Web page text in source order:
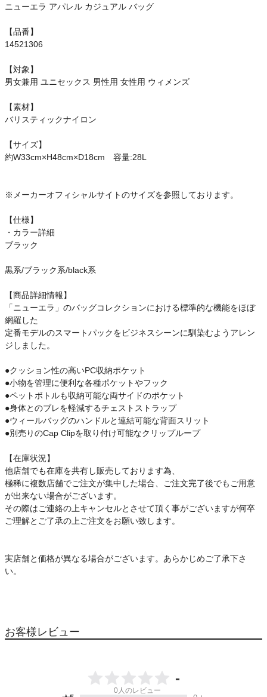
スポーツマリオTOP
ベースボールマリオ（野球商品）
お気に入り
クーポン一覧
商品レビュー
プロテイン・サプリメントまとめ買い
アウトレットセール
スタッフコーディネート
ニューエラ アパレル カジュアル バッグ
【品番】
14521306
【対象】
男女兼用 ユニセックス 男性用 女性用 ウィメンズ
【素材】
バリスティックナイロン
【サイズ】
約W33cm×H48cm×D18cm 容量:28L
※メーカーオフィシャルサイトのサイズを参照しております。
【仕様】
・カラー詳細
ブラック
黒系/ブラック系/black系
【商品詳細情報】
「ニューエラ」のバッグコレクションにおける標準的な機能をほぼ
網羅した
定番モデルのスマートパックをビジネスシーンに馴染むようアレン
ジしました。
●クッション性の高いPC収納ポケット
●小物を管理に便利な各種ポケットやフック
●ペットボトルも収納可能な両サイドのポケット
●身体とのブレを軽減するチェストストラップ
●ウィールバッグのハンドルと連結可能な背面スリット
●別売りのCap Clipを取り付け可能なクリップループ
【在庫状況】
他店舗でも在庫を共有し販売しております為、
極稀に複数店舗でご注文が集中した場合、ご注文完了後でもご用意
が出来ない場合がございます。
その際はご連絡の上キャンセルとさせて頂く事がございますが何卒
ご理解とご了承の上ご注文をお願い致します。
実店舗と価格が異なる場合がございます。あらかじめご了承下さ
い。
お客様レビュー
-
0 人のレビュー